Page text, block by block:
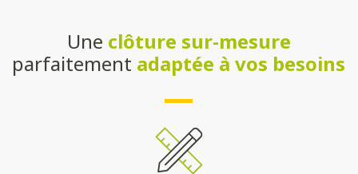
Une clôture sur-mesure
parfaitement adaptée à vos besoins